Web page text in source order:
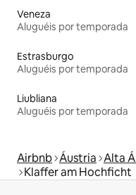
Veneza
Aluguéis por temporada
Estrasburgo
Aluguéis por temporada
Liubliana
Aluguéis por temporada
Airbnb Áustria Alta
Klaffer am Hochficht